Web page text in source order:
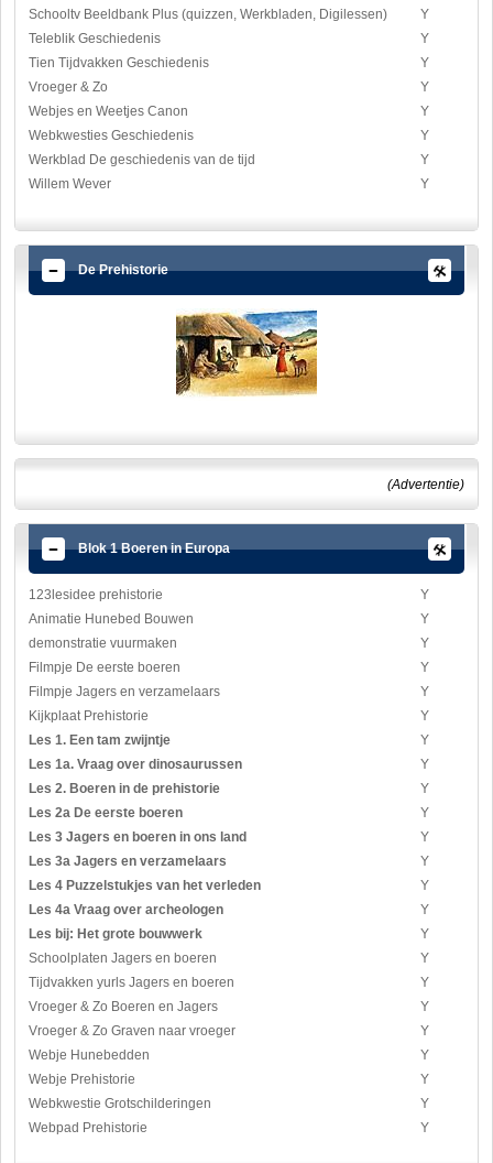
Schooltv Beeldbank Plus (quizzen, Werkbladen, Digilessen)
Y
Teleblik Geschiedenis
Y
Tien Tijdvakken Geschiedenis
Y
Vroeger & Zo
Y
Webjes en Weetjes Canon
Y
Webkwesties Geschiedenis
Y
Werkblad De geschiedenis van de tijd
Y
Willem Wever
Y
De Prehistorie
(Advertentie)
Blok 1 Boeren in Europa
123lesidee prehistorie
Y
Animatie Hunebed Bouwen
Y
demonstratie vuurmaken
Y
Filmpje De eerste boeren
Y
Filmpje Jagers en verzamelaars
Y
Kijkplaat Prehistorie
Y
Les 1. Een tam zwijntje
Y
Les 1a. Vraag over dinosaurussen
Y
Les 2. Boeren in de prehistorie
Y
Les 2a De eerste boeren
Y
Les 3 Jagers en boeren in ons land
Y
Les 3a Jagers en verzamelaars
Y
Les 4 Puzzelstukjes van het verleden
Y
Les 4a Vraag over archeologen
Y
Les bij: Het grote bouwwerk
Y
Schoolplaten Jagers en boeren
Y
Tijdvakken yurls Jagers en boeren
Y
Vroeger & Zo Boeren en Jagers
Y
Vroeger & Zo Graven naar vroeger
Y
Webje Hunebedden
Y
Webje Prehistorie
Y
Webkwestie Grotschilderingen
Y
Webpad Prehistorie
Y